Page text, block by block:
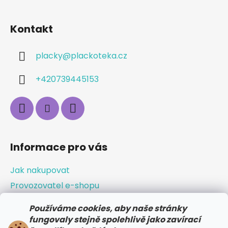
Používáme cookies, aby naše stránky
fungovaly stejně spolehlivě jako zavírací
Kontakt
placky@plackoteka.cz
+420739445153
Informace pro vás
Jak nakupovat
Provozovatel e-shopu
Odstoupení od smlouvy / vrácení zboží